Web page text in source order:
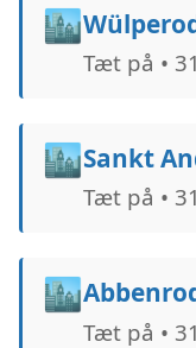
🏙️
Tæt på •
🏙️Sankt
Tæt på •
🏙️
Tæt på •